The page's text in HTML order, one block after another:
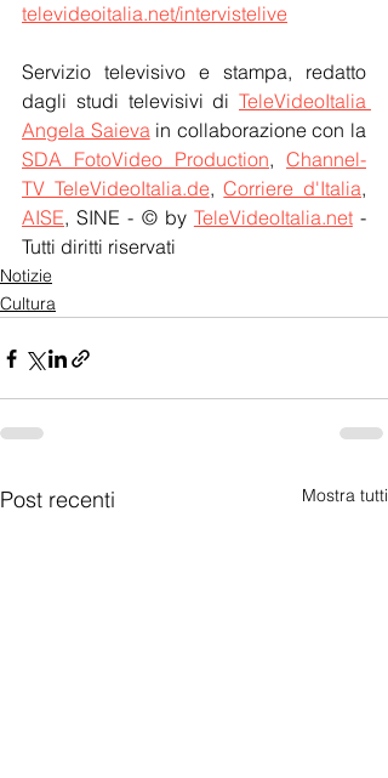
televideoitalia.net/intervistelive
Servizio televisivo e stampa, redatto
dagli studi televisivi di TeleVideoItalia
Angela Saieva
SDA FotoVideo Production, Channel-
TV TeleVideoItalia.de, Corriere d'Italia
AISE, SINE - © by TeleVideoItalia.net -
Tutti diritti riservati
Notizie
Cultura
Post recenti Mostra tutti